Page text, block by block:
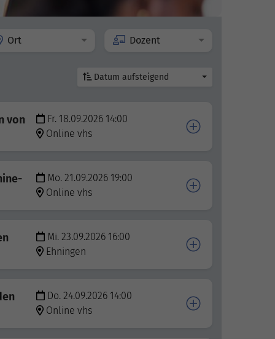
Ort Dozent
Datum aufsteigend
von
Fr. 18.09.2026 14:00
Online vhs
Mo. 21.09.2026 19:00
Online vhs
Mi. 23.09.2026 16:00
Ehningen
Do. 24.09.2026 14:00
Online vhs